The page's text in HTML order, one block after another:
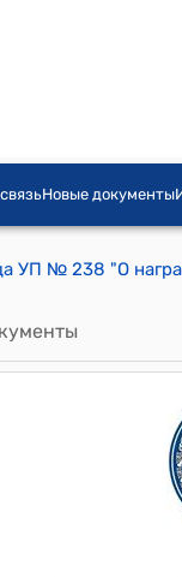
Новые документы